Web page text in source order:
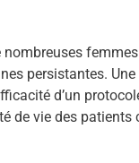
persistantes. Une
d’un
de vie des patients